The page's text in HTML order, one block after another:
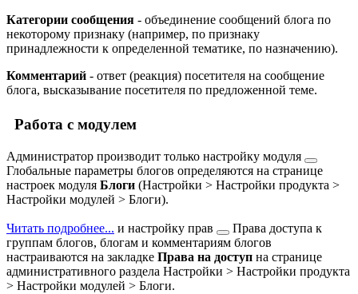
Категории сообщения - объединение сообщений блога по
некоторому признаку (например, по признаку
принадлежности к определенной тематике, по назначению).
Комментарий - ответ (реакция) посетителя на сообщение
блога, высказывание посетителя по предложенной теме.
Работа с модулем
Администратор производит только настройку модуля
Глобальные параметры блогов определяются на странице
настроек модуля Блоги (Настройки > Настройки продукта >
Настройки модулей > Блоги).
Читать подробнее... и настройку прав
Права доступа к
группам блогов, блогам и комментариям блогов
настраиваются на закладке Права на доступ на странице
административного раздела Настройки > Настройки продукта
> Настройки модулей > Блоги.